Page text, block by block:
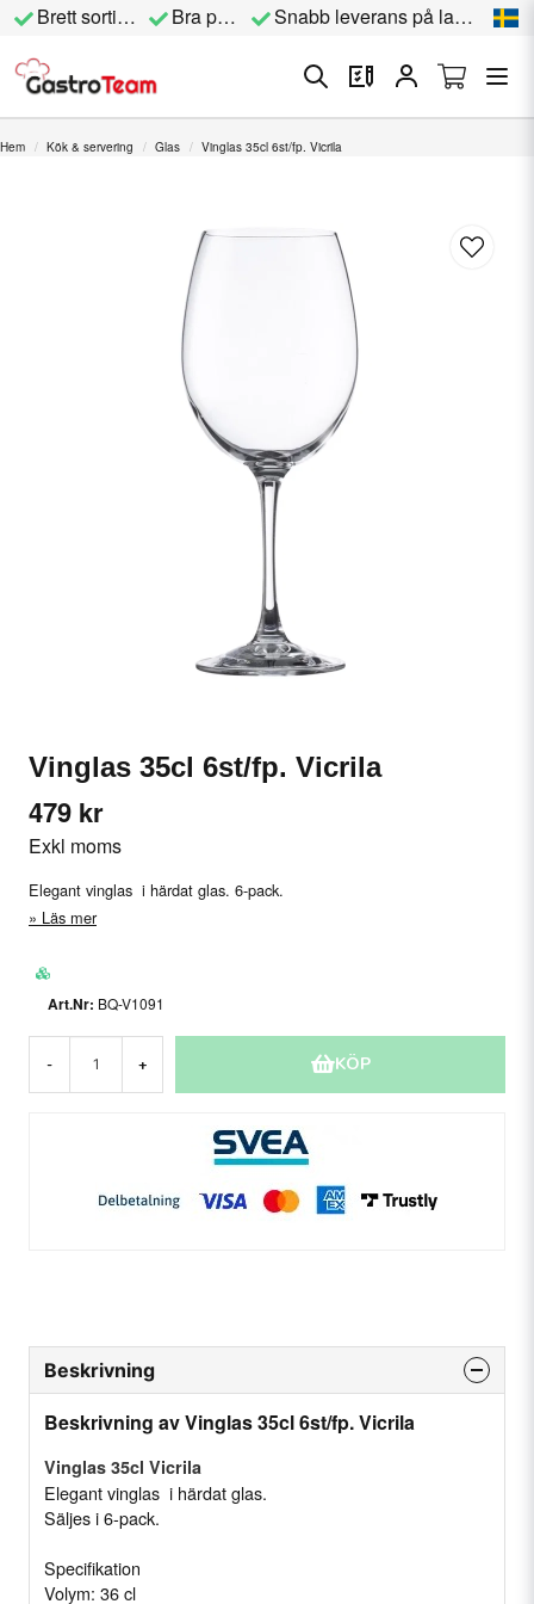
Brett sortiment Bra priser Snabb leverans på lagervara
Hem Kök & servering Glas Vinglas 35cl 6st/fp. Vicrila
Vinglas 35cl 6st/fp. Vicrila
479 kr
Exkl moms
Elegant vinglas i härdat glas. 6-pack.
Läs mer
BQ-V1091
- + KÖP
Beskrivning
Beskrivning av Vinglas 35cl 6st/fp. Vicrila
Vinglas 35cl Vicrila
Elegant vinglas i härdat glas.
Säljes i 6-pack.
Specifikation
Volym: 36 cl